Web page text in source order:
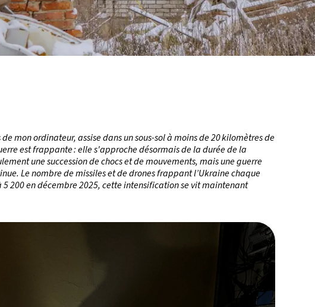
mon ordinateur, assise dans un sous-sol à moins de 20 kilomètres de
est frappante : elle s'approche désormais de la durée de la
une succession de chocs et de mouvements, mais une guerre
Le nombre de missiles et de drones frappant l’Ukraine chaque
5 200 en décembre 2025, cette intensification se vit maintenant